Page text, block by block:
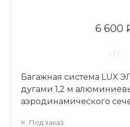
6 600
Багажная система LUX
дугами 1,2 м
аэродинамического
Под заказ